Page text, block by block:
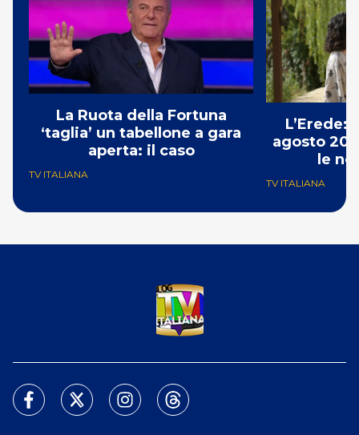
La Ruota della Fortuna
‘taglia’ un tabellone a gara
aperta: il caso
TV ITALIANA
L’Erede:
agosto
le
TV ITALIANA